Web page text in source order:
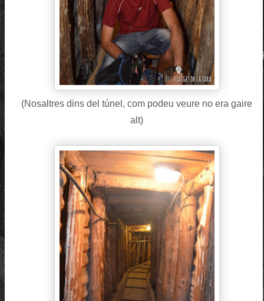
(Nosaltres dins del túnel, com podeu veure no era gaire
alt)